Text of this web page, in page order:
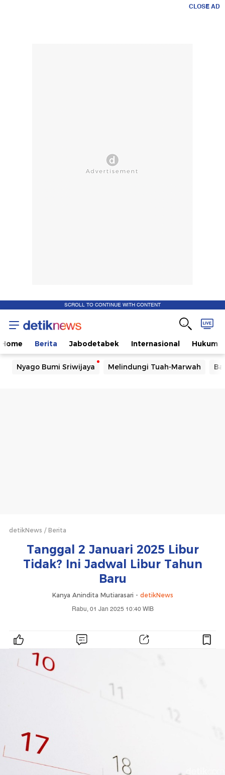
CLOSE AD
SCROLL TO CONTINUE WITH CONTENT
Home Berita Jabodetabek Internasional Hukum
Nyago Bumi Sriwijaya Melindungi Tuah-Marwah
detikNews Berita
Tanggal 2 Januari 2025 Libur
Tidak? Ini Jadwal Libur Tahun
Baru
Kanya Anindita Mutiarasari - detikNews
Rabu, 01 Jan 2025 10:40 WIB